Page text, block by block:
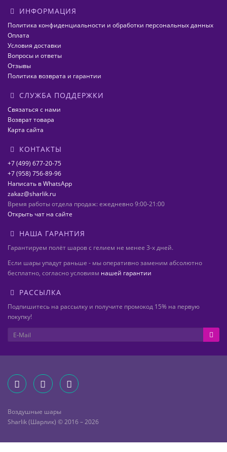
ИНФОРМАЦИЯ
Политика конфиденциальности и обработки персональных данных
Оплата
Условия доставки
Вопросы и ответы
Отзывы
Политика возврата и гарантии
СЛУЖБА ПОДДЕРЖКИ
Связаться с нами
Возврат товара
Карта сайта
КОНТАКТЫ
+7 (499) 677-20-75
+7 (958) 756-89-96
Написать в WhatsApp
zakaz@sharlik.ru
Время работы отдела продаж: ежедневно 9:00-21:00
Открыть чат на сайте
НАША ГАРАНТИЯ
Гарантируем полёт шаров с гелием не менее 3-х дней.
Если шары упадут раньше - мы оперативно заменим абсолютно
бесплатно, согласно условиям нашей гарантии
РАССЫЛКА
Подпишитесь на рассылку и получите промокод 15% на первую
покупку!
Воздушные шары
Sharlik (Шарлик) © 2016 – 2026